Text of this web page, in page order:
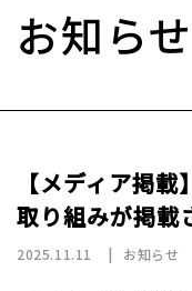
お知らせ
【メディア掲
取り組みが掲載
2025.11.11 お知らせ